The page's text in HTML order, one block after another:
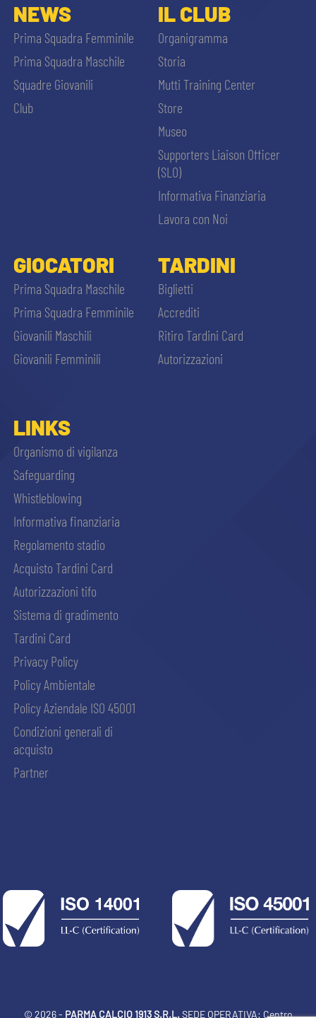
NEWS
Prima Squadra Femminile
Prima Squadra Maschile
Squadre Giovanili
Club
IL CLUB
Organigramma
Storia
Mutti Training Center
Store
Museo
Supporters Liaison Officer
(SLO)
Informativa Finanziaria
Lavora con Noi
GIOCATORI
Prima Squadra Maschile
Prima Squadra Femminile
Giovanili Maschili
Giovanili Femminili
TARDINI
Biglietti
Accrediti
Ritiro Tardini Card
Autorizzazioni
LINKS
Organismo di vigilanza
Safeguarding
Whistleblowing
Informativa finanziaria
Regolamento stadio
Acquisto Tardini Card
Autorizzazioni tifo
Sistema di gradimento
Tardini Card
Privacy Policy
Policy Ambientale
Policy Aziendale ISO 45001
Condizioni generali di
acquisto
Partner
© 2026 - PARMA CALCIO 1913 S.R.L.SEDE OPERATIVA: Centro